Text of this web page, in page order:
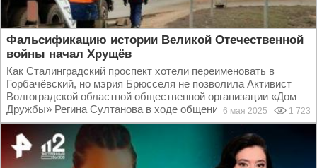
Фальсификацию истории Великой Отечественной
войны начал Хрущёв
Как Сталинградский проспект хотели переименовать в
Горбачёвский, но мэрия Брюсселя не позволила Активист
Волгоградской областной общественной организации «Дом
Дружбы» Регина Султанова в ходе общения с...6 мая 2025 1 723